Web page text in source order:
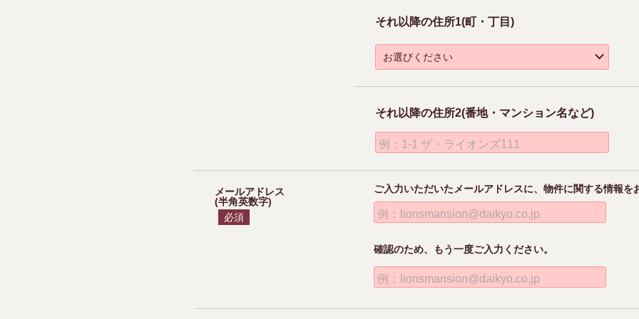
それ以降の住所1(町・丁目)
それ以降の住所2(番地・マンション名など)
例：1-1 ザ・ライオンズ111
メールアドレス
(半角英数字)
必須
ご入力いただいたメールアドレスに、物件に関する情報を
例：lionsmansion@daikyo.co.jp
確認のため、もう一度ご入力ください。
例：lionsmansion@daikyo.co.jp